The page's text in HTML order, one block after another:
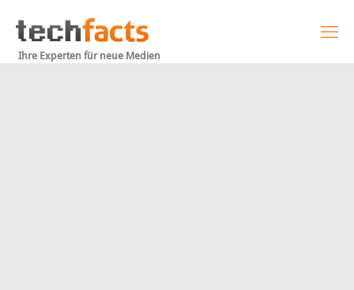
Ihre Experten für neue Medien